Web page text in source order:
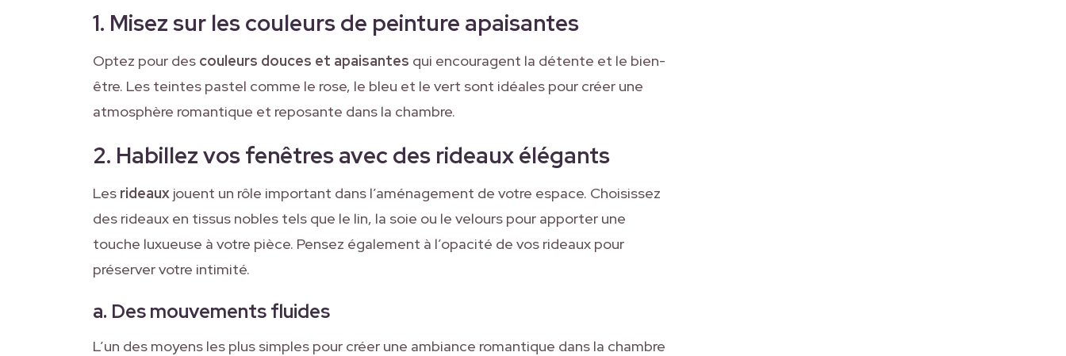
1. Misez sur les couleurs de peinture apaisantes
Optez pour des couleurs douces et apaisantes qui encouragent la détente et le bien-
être. Les teintes pastel comme le rose, le bleu et le vert sont idéales pour créer une
atmosphère romantique et reposante dans la chambre.
2. Habillez vos fenêtres avec des rideaux élégants
Les rideaux jouent un rôle important dans l’aménagement de votre espace. Choisissez
des rideaux en tissus nobles tels que le lin, la soie ou le velours pour apporter une
touche luxueuse à votre pièce. Pensez également à l’opacité de vos rideaux pour
préserver votre intimité.
a. Des mouvements fluides
L’un des moyens les plus simples pour créer une ambiance romantique dans la chambre